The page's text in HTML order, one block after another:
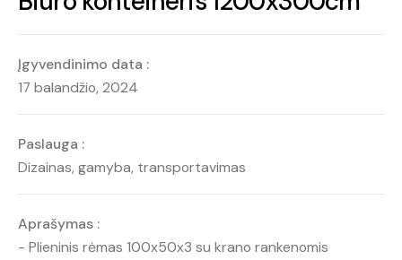
Įgyvendinimo data :
17 balandžio, 2024
Paslauga :
Dizainas, gamyba, transportavimas
Aprašymas :
- Plieninis rėmas 100x50x3 su krano rankenomis